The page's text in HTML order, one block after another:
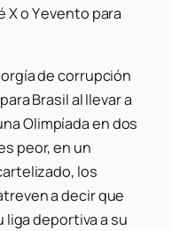
o Y evento para
de corrupción
Brasil al llevar a
Olimpíada en dos
peor, en un
los
a decir que
liga deportiva a su